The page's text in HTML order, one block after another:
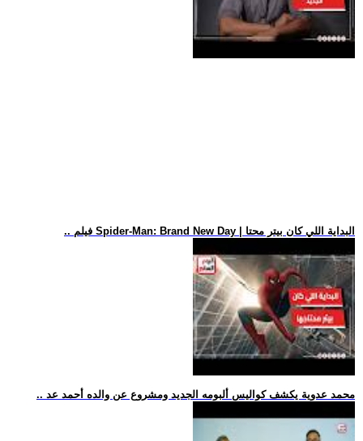
.. فيلم Spider-Man: Brand New Day | البداية اللي كان بيتر محتا
.. محمد عدوية يكشف كواليس ألبومه الجديد ومشروع عن والده أحمد عد